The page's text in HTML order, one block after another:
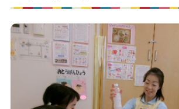
よくあるご質問
保育園に関するお問い合わせ